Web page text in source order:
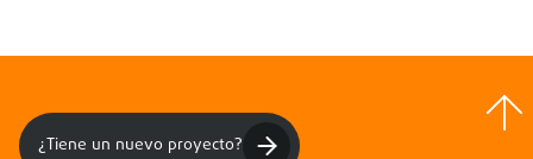
¿Tiene un nuevo proyecto?